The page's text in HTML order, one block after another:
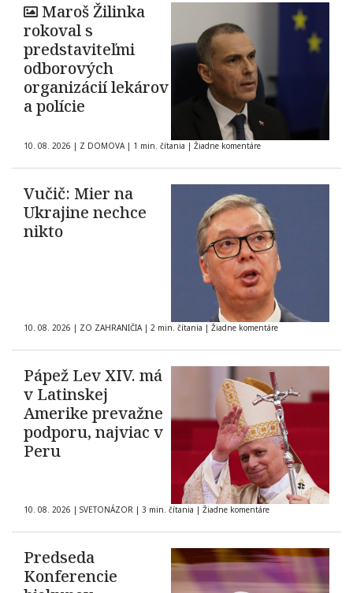
Maroš Žilinka
rokoval s
predstaviteľmi
odborových
organizácií lekárov
a polície
10. 08. 2026 | Z DOMOVA | 1 min. čítania | Žiadne komentáre
Vučič: Mier na
Ukrajine nechce
nikto
10. 08. 2026 | ZO ZAHRANIČIA | 2 min. čítania | Žiadne komentáre
Pápež Lev XIV. má
v Latinskej
Amerike prevažne
podporu, najviac v
Peru
10. 08. 2026 | SVETONÁZOR | 3 min. čítania | Žiadne komentáre
Predseda
Konferencie